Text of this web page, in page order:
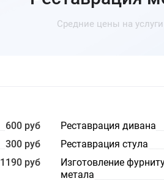
Средние цены на
600 руб Реставрация дивана
300 руб Реставрация стула
1190 руб
Изготовление
метала